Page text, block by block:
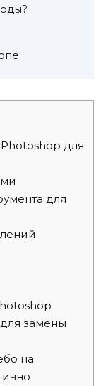
для
для
замены
на